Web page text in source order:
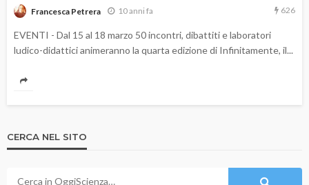
Francesca Petrera 10 anni fa 626
EVENTI - Dal 15 al 18 marzo 50 incontri, dibattiti e laboratori
ludico-didattici animeranno la quarta edizione di Infinitamente, il...
CERCA NEL SITO